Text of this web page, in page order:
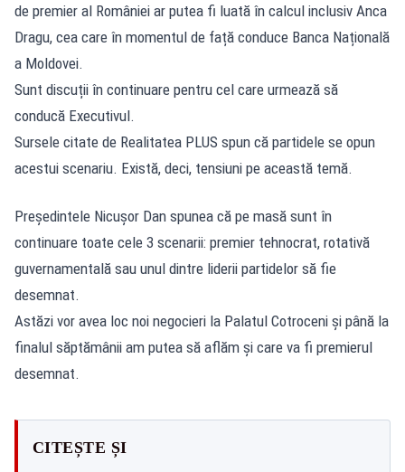
de premier al României ar putea fi luată în calcul inclusiv Anca
Dragu, cea care în momentul de față conduce Banca Națională
a Moldovei.
Sunt discuții în continuare pentru cel care urmează să
conducă Executivul.
Sursele citate de Realitatea PLUS spun că partidele se opun
acestui scenariu. Există, deci, tensiuni pe această temă.
Președintele Nicușor Dan spunea că pe masă sunt în
continuare toate cele 3 scenarii: premier tehnocrat, rotativă
guvernamentală sau unul dintre liderii partidelor să fie
desemnat.
Astăzi vor avea loc noi negocieri la Palatul Cotroceni și până la
finalul săptămânii am putea să aflăm și care va fi premierul
desemnat.
CITEȘTE ȘI